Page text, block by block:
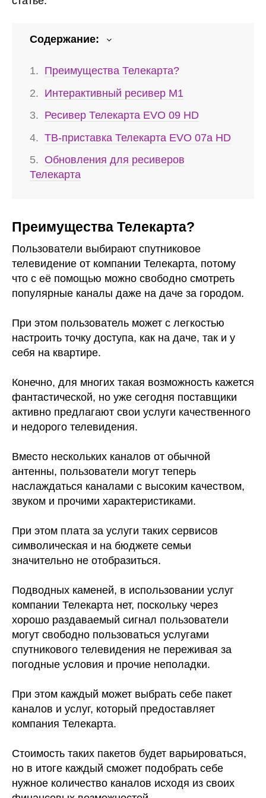
Содержание:
Преимущества Телекарта?
Интерактивный ресивер М1
Ресивер Телекарта EVO 09 HD
ТВ-приставка Телекарта EVO 07a HD
Обновления для ресиверов
Телекарта
Преимущества Телекарта?
Пользователи выбирают спутниковое
телевидение от компании Телекарта, потому
что с её помощью можно свободно смотреть
популярные каналы даже на даче за городом.
При этом пользователь может с легкостью
настроить точку доступа, как на даче, так и у
себя на квартире.
Конечно, для многих такая возможность кажется
фантастической, но уже сегодня поставщики
активно предлагают свои услуги качественного
и недорого телевидения.
Вместо нескольких каналов от обычной
антенны, пользователи могут теперь
наслаждаться каналами с высоким качеством,
звуком и прочими характеристиками.
При этом плата за услуги таких сервисов
символическая и на бюджете семьи
значительно не отобразиться.
Подводных каменей, в использовании услуг
компании Телекарта нет, поскольку через
хорошо раздаваемый сигнал пользователи
могут свободно пользоваться услугами
спутникового телевидения не переживая за
погодные условия и прочие неполадки.
При этом каждый может выбрать себе пакет
каналов и услуг, который предоставляет
компания Телекарта.
Стоимость таких пакетов будет варьироваться,
но в итоге каждый сможет подобрать себе
нужное количество каналов исходя из своих